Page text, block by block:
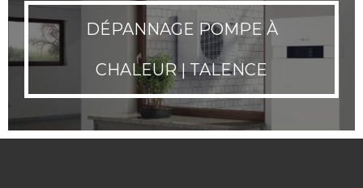
DÉPANNAGE POMPE À
CHALEUR | TALENCE